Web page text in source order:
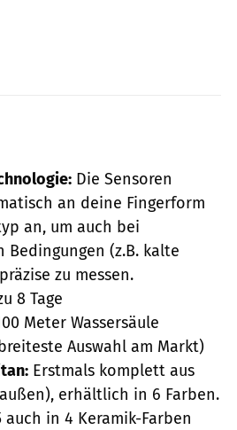
Die Sensoren
an deine Fingerform
an, um auch bei
(z.B. kalte
zu messen.
8 Tage
Meter Wassersäule
Auswahl am Markt)
Erstmals komplett aus
erhältlich in 6 Farben.
in 4 Keramik-Farben